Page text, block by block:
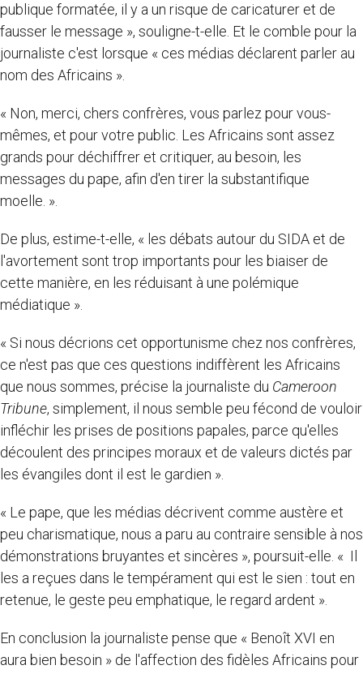
publique formatée, il y a un risque de caricaturer et de
fausser le message », souligne-t-elle. Et le comble pour la
journaliste c'est lorsque « ces médias déclarent parler au
nom des Africains ».
« Non, merci, chers confrères, vous parlez pour vous-
mêmes, et pour votre public. Les Africains sont assez
grands pour déchiffrer et critiquer, au besoin, les
messages du pape, afin d'en tirer la substantifique
moelle. ».
De plus, estime-t-elle, « les débats autour du SIDA et de
l'avortement sont trop importants pour les biaiser de
cette manière, en les réduisant à une polémique
médiatique ».
« Si nous décrions cet opportunisme chez nos confrères,
ce n'est pas que ces questions indiffèrent les Africains
que nous sommes, précise la journaliste du Cameroon
Tribune, simplement, il nous semble peu fécond de vouloir
infléchir les prises de positions papales, parce qu'elles
découlent des principes moraux et de valeurs dictés par
les évangiles dont il est le gardien ».
« Le pape, que les médias décrivent comme austère et
peu charismatique, nous a paru au contraire sensible à nos
démonstrations bruyantes et sincères », poursuit-elle. « Il
les a reçues dans le tempérament qui est le sien : tout en
retenue, le geste peu emphatique, le regard ardent ».
En conclusion la journaliste pense que « Benoît XVI en
aura bien besoin » de l'affection des fidèles Africains pour